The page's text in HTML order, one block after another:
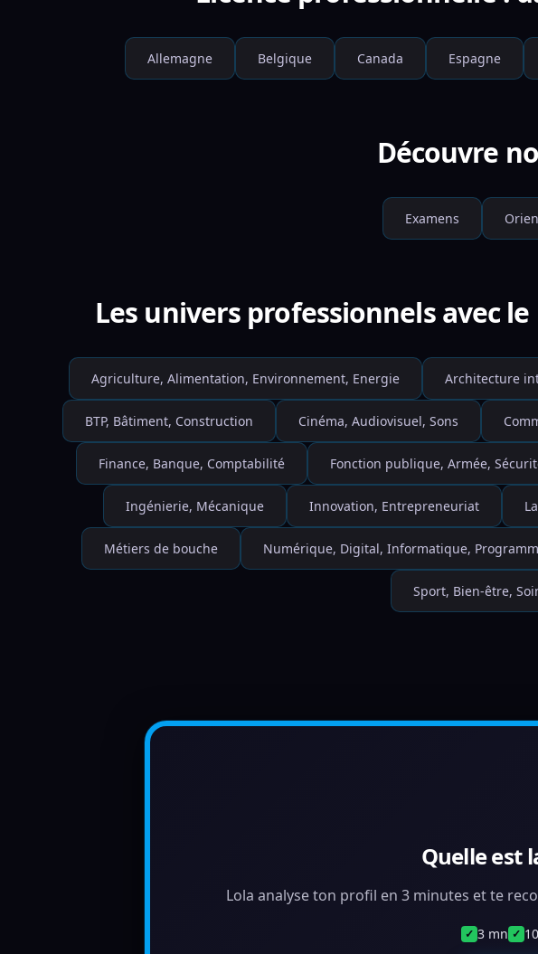
Allemagne Belgique Canada Espagne
Découvre
Examens
Les univers professionnels avec
Agriculture, Alimentation, Environnement, Energie Architecture
BTP, Bâtiment, Construction Cinéma, Audiovisuel, Sons
Finance, Banque, Comptabilité Fonction publique, Armée,
Ingénierie, Mécanique Innovation, Entrepreneuriat
Métiers de bouche Numérique, Digital, Informatique,
Sport, Bien-être,
Quelle est
Lola analyse ton profil en 3 minutes et te
✓ 3 mn ✓